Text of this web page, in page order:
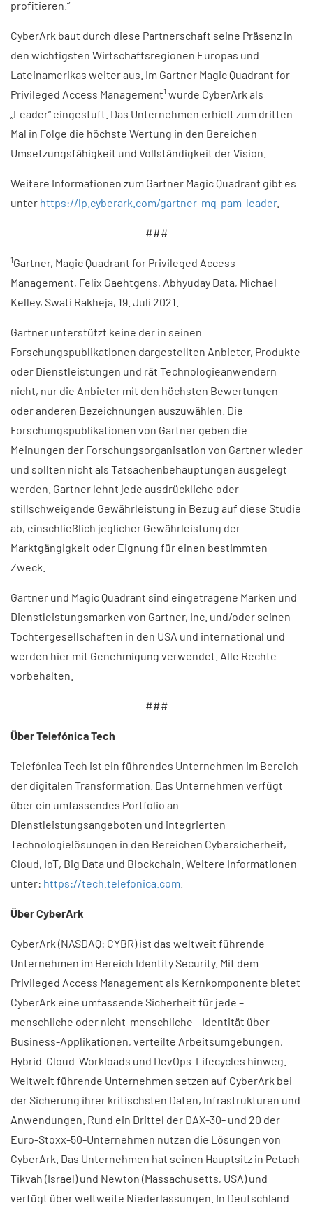
profitieren.“
CyberArk baut durch diese Partnerschaft seine Präsenz in
den wichtigsten Wirtschaftsregionen Europas und
Lateinamerikas weiter aus. Im Gartner Magic Quadrant for
Privileged Access Management1 wurde CyberArk als
„Leader“ eingestuft. Das Unternehmen erhielt zum dritten
Mal in Folge die höchste Wertung in den Bereichen
Umsetzungsfähigkeit und Vollständigkeit der Vision.
Weitere Informationen zum Gartner Magic Quadrant gibt es
unter https://lp.cyberark.com/gartner-mq-pam-leader.
###
1Gartner, Magic Quadrant for Privileged Access
Management, Felix Gaehtgens, Abhyuday Data, Michael
Kelley, Swati Rakheja, 19. Juli 2021.
Gartner unterstützt keine der in seinen
Forschungspublikationen dargestellten Anbieter, Produkte
oder Dienstleistungen und rät Technologieanwendern
nicht, nur die Anbieter mit den höchsten Bewertungen
oder anderen Bezeichnungen auszuwählen. Die
Forschungspublikationen von Gartner geben die
Meinungen der Forschungsorganisation von Gartner wieder
und sollten nicht als Tatsachenbehauptungen ausgelegt
werden. Gartner lehnt jede ausdrückliche oder
stillschweigende Gewährleistung in Bezug auf diese Studie
ab, einschließlich jeglicher Gewährleistung der
Marktgängigkeit oder Eignung für einen bestimmten
Zweck.
Gartner und Magic Quadrant sind eingetragene Marken und
Dienstleistungsmarken von Gartner, Inc. und/oder seinen
Tochtergesellschaften in den USA und international und
werden hier mit Genehmigung verwendet. Alle Rechte
vorbehalten.
###
Über Telefónica Tech
Telefónica Tech ist ein führendes Unternehmen im Bereich
der digitalen Transformation. Das Unternehmen verfügt
über ein umfassendes Portfolio an
Dienstleistungsangeboten und integrierten
Technologielösungen in den Bereichen Cybersicherheit,
Cloud, IoT, Big Data und Blockchain. Weitere Informationen
unter: https://tech.telefonica.com
Über CyberArk
CyberArk (NASDAQ: CYBR) ist das weltweit führende
Unternehmen im Bereich Identity Security. Mit dem
Privileged Access Management als Kernkomponente bietet
CyberArk eine umfassende Sicherheit für jede –
menschliche oder nicht-menschliche – Identität über
Business-Applikationen, verteilte Arbeitsumgebungen,
Hybrid-Cloud-Workloads und DevOps-Lifecycles hinweg.
Weltweit führende Unternehmen setzen auf CyberArk bei
der Sicherung ihrer kritischsten Daten, Infrastrukturen und
Anwendungen. Rund ein Drittel der DAX-30- und 20 der
Euro-Stoxx-50-Unternehmen nutzen die Lösungen von
CyberArk. Das Unternehmen hat seinen Hauptsitz in Petach
Tikvah (Israel) und Newton (Massachusetts, USA) und
verfügt über weltweite Niederlassungen. In Deutschland